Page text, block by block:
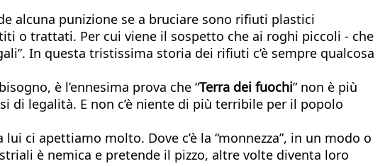
alcuna punizione se a bruciare sono rifiuti plastici
o trattati. Per cui viene il sospetto che ai roghi piccoli - che
In questa tristissima storia dei rifiuti c’è sempre qualcosa
è l’ennesima prova che “Terra dei fuochi” non è più
di legalità. E non c’è niente di più terribile per il popolo
ci apettiamo molto. Dove c’è la “monnezza”, in un modo o
è nemica e pretende il pizzo, altre volte diventa loro